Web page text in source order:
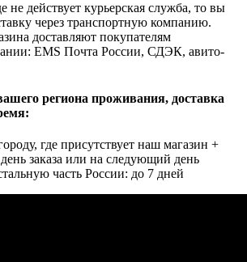
не действует курьерская служба, то вы
через транспортную компанию.
доставляют покупателям
EMS Почта России, СДЭК, авито-
региона проживания, доставка
где присутствует наш магазин +
заказа или на следующий день
часть России: до 7 дней